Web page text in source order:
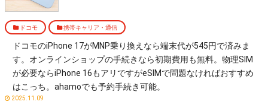
ドコモ 携帯キャリア・通信
ドコモのiPhone 17がMNP乗り換えなら端末代が545円で済みま
す。オンラインショップの手続きなら初期費用も無料。物理SIM
が必要ならiPhone 16もアリですがeSIMで問題なければおすすめ
はこっち。ahamoでも予約手続き可能。
2025.11.09